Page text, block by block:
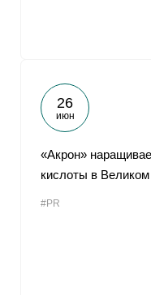
26
июн
«Акрон»
кислоты в
#PR